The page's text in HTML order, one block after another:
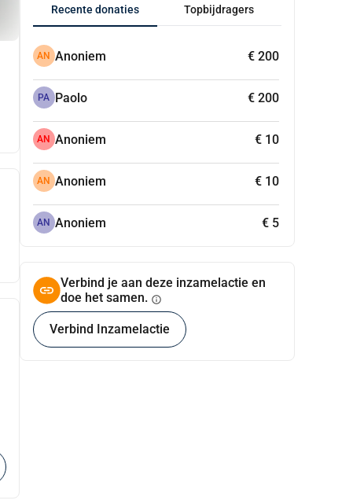
Recente donaties Topbijdragers
AN Anoniem € 200
PA Paolo € 200
AN Anoniem € 10
AN Anoniem € 10
AN Anoniem € 5
Verbind je aan deze inzamelactie en
doe het samen. info
Verbind Inzamelactie